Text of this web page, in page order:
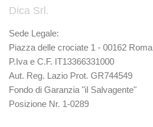
Dica Srl.
Sede Legale:
Piazza delle crociate 1 - 00162 Roma
P.Iva e C.F. IT13366331000
Aut. Reg. Lazio Prot. GR744549
Fondo di Garanzia "il Salvagente"
Posizione Nr. 1-0289